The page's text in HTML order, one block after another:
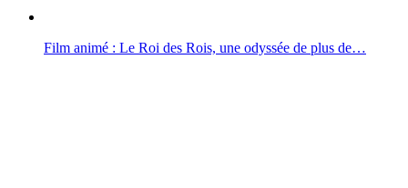
Film animé : Le Roi des Rois, une odyssée de plus de…